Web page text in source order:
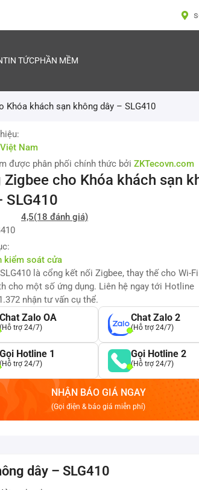
TIN TỨCPHẦN MỀM
Khóa khách sạn không dây – SLG410
Nam
được phân phối chính thức bởi ZKTecovn.com
Zigbee cho Khóa khách sạn
SLG410
4,5(18 đánh giá)
kiểm soát cửa
là cổng kết nối Zigbee, thay thế cho Wi-
cho một số ứng dụng. Liên hệ ngay tới Hotline
nhận tư vấn cụ thể.
Chat Zalo OA
(Hỗ trợ 24/7)
Chat Zalo 2
(Hỗ trợ 24/7)
Gọi Hotline 1
(Hỗ trợ 24/7)
Gọi Hotline 2
(Hỗ trợ 24/7)
NHẬN BÁO GIÁ NGAY
(Gọi điện & báo giá miễn phí)
dây – SLG410